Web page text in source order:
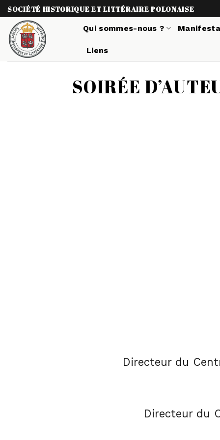
Skip
content
SOCIÉTÉ HISTORIQUE ET LITTÉRAIRE POLONAISE
Qui sommes-nous ?
Liens
SOIRÉE
Directeur du
Directeur du